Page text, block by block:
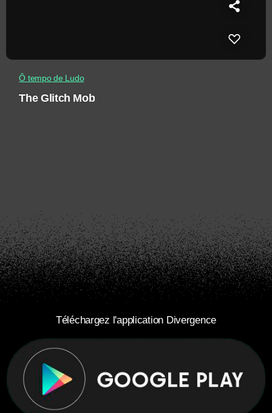
Ô tempo de Ludo
The Glitch Mob
Téléchargez l'application Divergence